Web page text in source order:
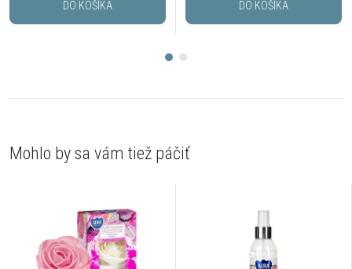
DO KOŠÍKA DO KOŠÍKA